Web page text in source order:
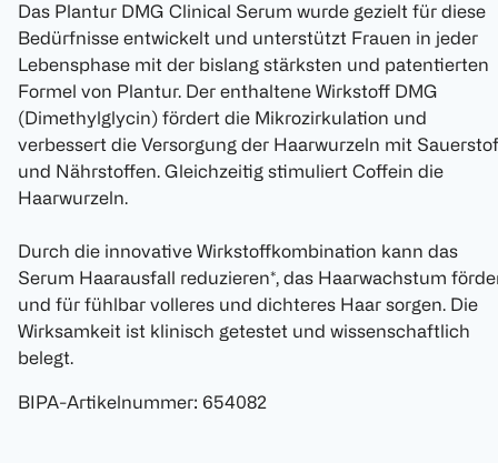
Das Plantur DMG Clinical Serum wurde gezielt für diese
Bedürfnisse entwickelt und unterstützt Frauen in jeder
Lebensphase mit der bislang stärksten und patentierten
Formel von Plantur. Der enthaltene Wirkstoff DMG
(Dimethylglycin) fördert die Mikrozirkulation und
verbessert die Versorgung der Haarwurzeln mit
und Nährstoffen. Gleichzeitig stimuliert Coffein die
Haarwurzeln.
Durch die innovative Wirkstoffkombination kann das
Serum Haarausfall reduzieren*, das Haarwachstum
und für fühlbar volleres und dichteres Haar sorgen. Die
Wirksamkeit ist klinisch getestet und wissenschaftlich
belegt.
BIPA-Artikelnummer: 654082